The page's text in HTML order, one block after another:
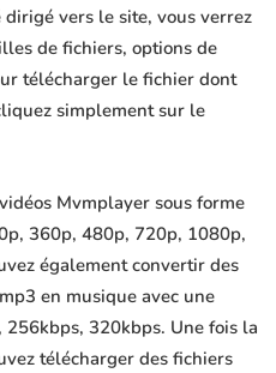
vers le site, vous verrez
de fichiers, options de
télécharger le fichier dont
simplement sur le
Mvmplayer sous forme
360p, 480p, 720p, 1080p,
également convertir des
en musique avec une
320kbps. Une fois la
télécharger des fichiers